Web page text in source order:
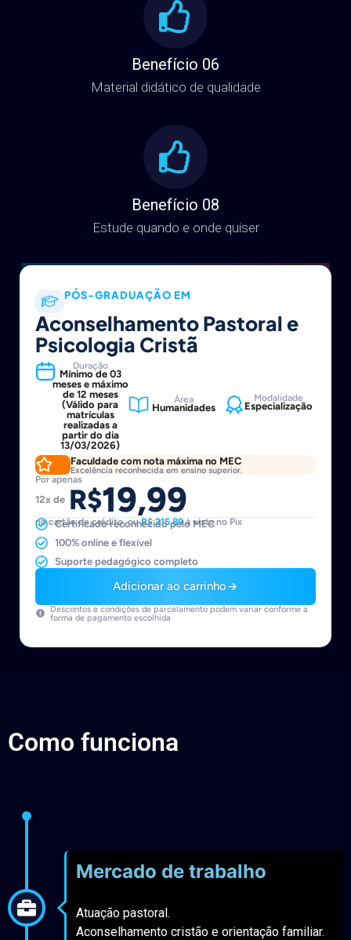
Benefício 06
Material didático de qualidade
Benefício 08
Estude quando e onde quiser
PÓS-GRADUAÇÃO EM
Aconselhamento Pastoral e
Psicologia Cristã
Duração
Mínimo de 03
meses e máximo
de 12 meses
(Válido para
matrículas
realizadas a
partir do dia
13/03/2026)
Área
Humanidades
Modalidade
Especialização
Faculdade com nota máxima no MEC
Excelência reconhecida em ensino superior.
Por apenas
12x de R$19,99
no cartão de crédito, ouR$ 215,89à vista no Pix
Certificado reconhecido pelo MEC
100% online e flexível
Suporte pedagógico completo
Adicionar ao carrinho
Descontos e condições de parcelamento podem variar conforme a
forma de pagamento escolhida
Como funciona
Mercado de trabalho
Atuação pastoral.
Aconselhamento cristão e orientação familiar.